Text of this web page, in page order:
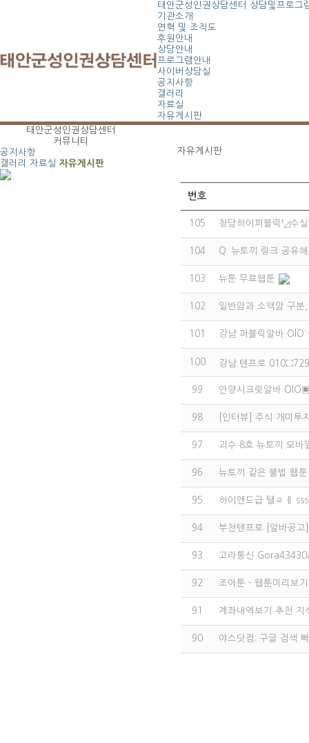
태안군성인권상담센터
상담및프로그
기관소개
연혁 및 조직도
후원안내
상담안내
프로그램안내
사이버상담실
공지사항
갤러리
자료실
자유게시판
태안군성인권상담센터
커뮤니티
공지사항
갤러리
자료실 자유게시판
자유게시판
번호
105 청담하이퍼블릭†◿
104 Q. 뉴토끼 링크 공유
103 뉴툰 무료웹툰
102 일반암과 소액암 구분
101 강남 퍼블릭알바
100 강남 텐프로
99 안양시크릿알바
98 [인터뷰] 주식 개미
97 괴수 8호 뉴토끼 모바
96 뉴토끼 같은 불법 웹
95 하이앤드급 탤ㄹㅔ
94 부천텐프로 [알바공
93 고라통신
92 조아툰 - 웹툰미리보
91 계좌내역보기 추천 지
90 야스닷컴: 구글 검색